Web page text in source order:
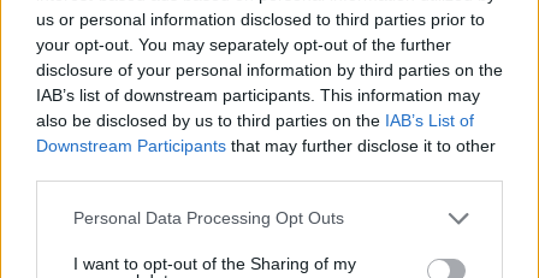
us or personal information disclosed to third parties prior to
your opt-out. You may separately opt-out of the further
disclosure of your personal information by third parties on the
IAB’s list of downstream participants. This information may
also be disclosed by us to third parties on the IAB’s List of
Downstream Participants that may further disclose it to other
Please note that this website/app uses one or more Google
not limited to your visit or usage behaviour. You may click to
Personal Data Processing Opt Outs
I want to opt-out of the Sharing of my
Παγκόσμιο Κ20: «Ασημένια» η απίθανη Ρούσσου στα
800μ.
πριν 6 λεπτά
Είδατε ψύλλους στο σπίτι σας; Πώς θα απαλλαγείτε από
τα ανεπιθύμητα αυτά έντομα
πριν 7 λεπτά
Δοκιμάζουμε το υβριδικό Renault Symbioz με τα 160